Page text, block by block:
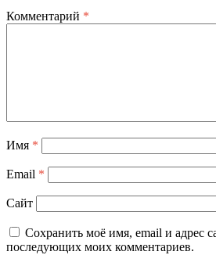
Комментарий *
Имя *
Email *
Сайт
Сохранить моё имя, email и адрес
последующих моих комментариев.